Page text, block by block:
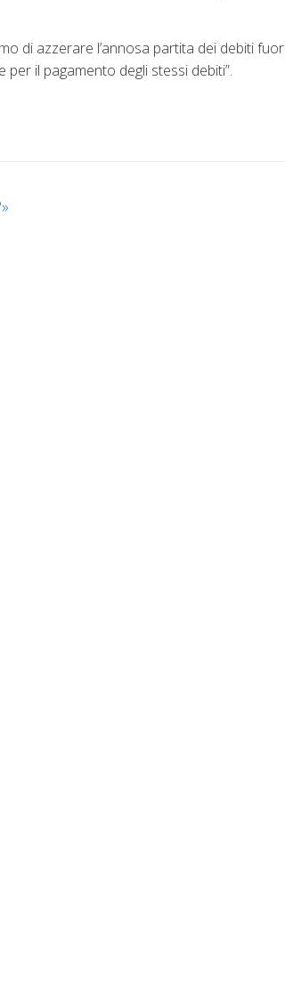
di azzerare l’annosa partita dei debiti
il pagamento degli stessi debiti”.